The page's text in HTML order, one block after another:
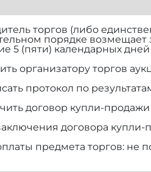
торгов (либо
порядке
5 (пяти) календарных
организатору торгов
протокол по
договор купли-
договора купли-
предмета торгов: не